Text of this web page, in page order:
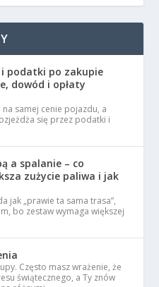
podatki po zakupie
dowód i opłaty
na samej cenie pojazdu, a
się przez podatki i
a spalanie – co
zużycie paliwa i jak
jak „prawie ta sama trasa”,
bo zestaw wymaga większej
Często masz wrażenie, że
świątecznego, a Ty znów